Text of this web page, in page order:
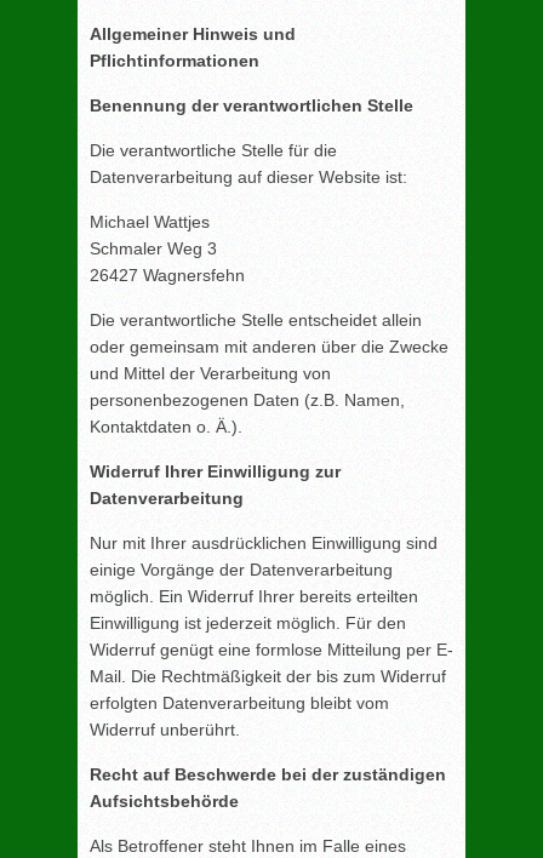
Allgemeiner Hinweis und
Pflichtinformationen
Benennung der verantwortlichen Stelle
Die verantwortliche Stelle für die
Datenverarbeitung auf dieser Website ist:
Michael Wattjes
Schmaler Weg 3
26427 Wagnersfehn
Die verantwortliche Stelle entscheidet allein
oder gemeinsam mit anderen über die Zwecke
und Mittel der Verarbeitung von
personenbezogenen Daten (z.B. Namen,
Kontaktdaten o. Ä.).
Widerruf Ihrer Einwilligung zur
Datenverarbeitung
Nur mit Ihrer ausdrücklichen Einwilligung sind
einige Vorgänge der Datenverarbeitung
möglich. Ein Widerruf Ihrer bereits erteilten
Einwilligung ist jederzeit möglich. Für den
Widerruf genügt eine formlose Mitteilung per E-
Mail. Die Rechtmäßigkeit der bis zum Widerruf
erfolgten Datenverarbeitung bleibt vom
Widerruf unberührt.
Recht auf Beschwerde bei der zuständigen
Aufsichtsbehörde
Als Betroffener steht Ihnen im Falle eines